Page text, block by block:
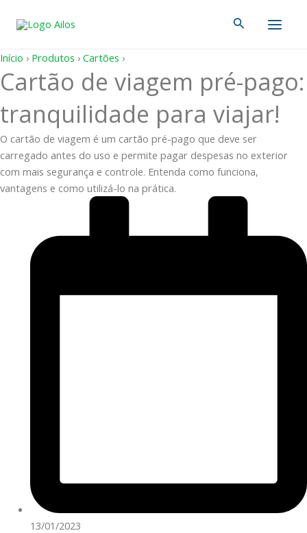
para
conteúdo
Pesquisar
Início › Produtos › Cartões ›
Cartão de viagem pré-pago:
tranquilidade para viajar!
O cartão de viagem é um cartão pré-pago que deve ser
carregado antes do uso e permite pagar despesas no exterior
com mais segurança e controle. Entenda como funciona,
vantagens e como utilizá-lo na prática.
13/01/2023